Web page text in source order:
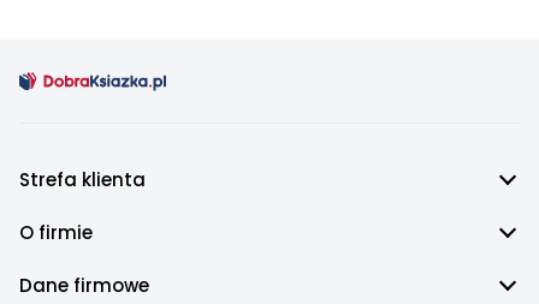
Strefa klienta
O firmie
Dane firmowe